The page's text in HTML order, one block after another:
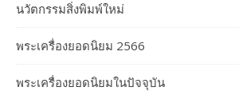
นวัตกรรมสิ่งพิมพ์ใหม่
พระเครื่องยอดนิยม 2566
พระเครื่องยอดนิยมในปัจจุบัน